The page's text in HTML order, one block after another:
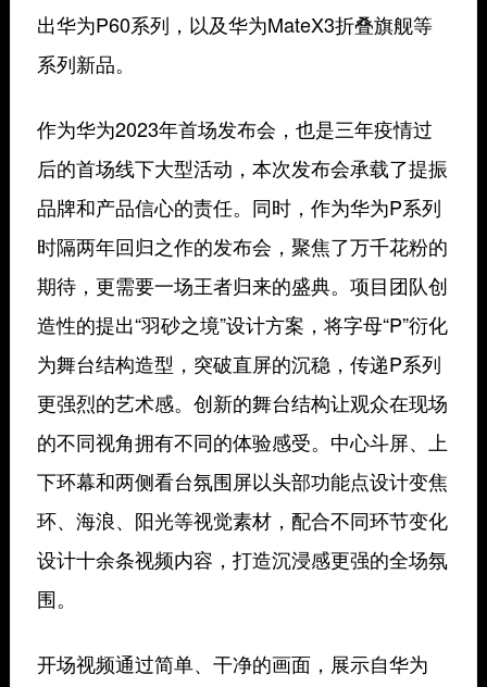
出华为P60系列，以及华为MateX3折叠旗舰等
系列新品。
作为华为2023年首场发布会，也是三年疫情过
后的首场线下大型活动，本次发布会承载了提振
品牌和产品信心的责任。同时，作为华为P系列
时隔两年回归之作的发布会，聚焦了万千花粉的
期待，更需要一场王者归来的盛典。项目团队创
造性的提出“羽砂之境”设计方案，将字母“P”衍化
为舞台结构造型，突破直屏的沉稳，传递P系列
更强烈的艺术感。创新的舞台结构让观众在现场
的不同视角拥有不同的体验感受。中心斗屏、上
下环幕和两侧看台氛围屏以头部功能点设计变焦
环、海浪、阳光等视觉素材，配合不同环节变化
设计十余条视频内容，打造沉浸感更强的全场氛
围。
开场视频通过简单、干净的画面，展示自华为